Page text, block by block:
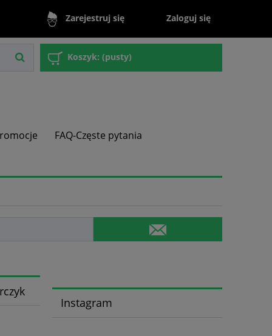
Zarejestruj się Zaloguj się
Koszyk: (pusty)
FAQ-Częste pytania
Instagram